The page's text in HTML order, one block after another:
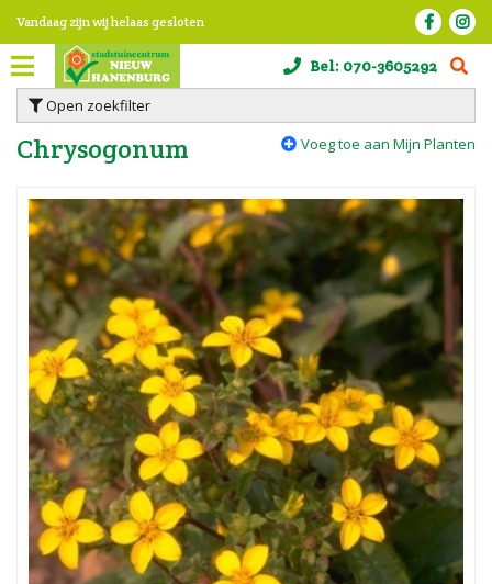
n
Vandaag zijn wij helaas gesloten
Bel: 070-3605292
Open zoekfilter
Chrysogonum Voeg toe aan Mijn Planten